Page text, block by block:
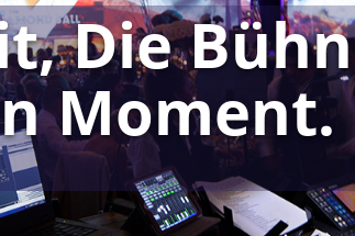
Die
Moment.